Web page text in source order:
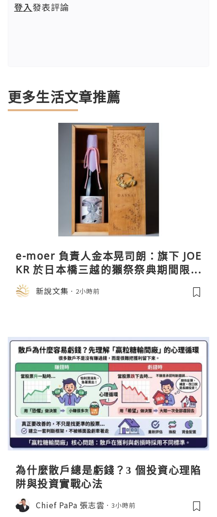
登入發表評論
更多生活文章推薦
e-moer 負責人金本晃司朗：旗下 JOE
KR 於日本橋三越的獺祭祭典期間限定
店中，與日伸貴金属的東京銀器工匠一
同參展新說文集 2小時前
為什麼散戶總是虧錢？3 個投資心理陷
阱與投資實戰心法
Chief PaPa 張志雲 3小時前